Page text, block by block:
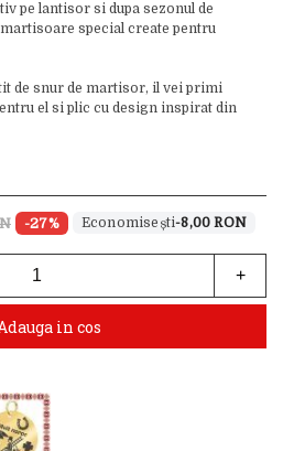
pe lantisor si dupa sezonul de
special create pentru
de snur de martisor, il vei primi
el si plic cu design inspirat din
-27% -8,00 RON
+
in cos